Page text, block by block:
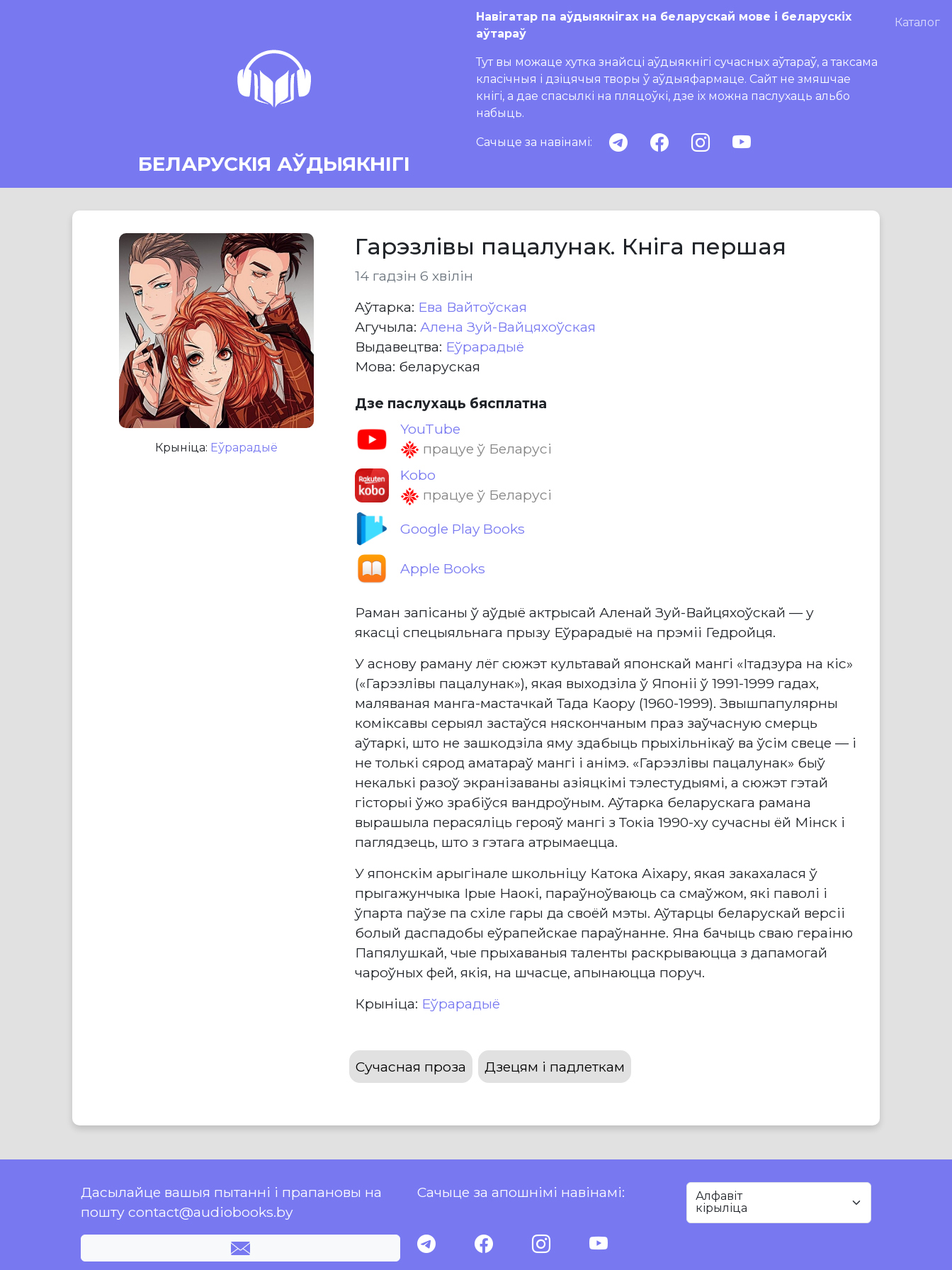
БЕЛАРУСКІЯ АЎДЫЯКНІГІ
Навігатар па аўдыякнігах на беларускай мове і беларускіх
аўтараў
Тут вы можаце хутка знайсці аўдыякнігі сучасных аўтараў, а таксама
класічныя і дзіцячыя творы ў аўдыяфармаце. Сайт не змяшчае
кнігі, а дае спасылкі на пляцоўкі, дзе іх можна паслухаць альбо
набыць.
Сачыце за навінамі:
Каталог
Крыніца: Еўрарадыё
Гарэзлівы пацалунак. Кніга першая
14 гадзін 6 хвілін
Aўтарка: Ева Вайтоўская
Агучыла: Алена Зуй-Вайцяхоўская
Выдавецтва: Еўрарадыё
Мова: беларуская
Дзе паслухаць бясплатна
YouTube
працуе ў Беларусі
Kobo
працуе ў Беларусі
Google Play Books
Apple Books
Раман запісаны ў аўдыё актрысай Аленай Зуй-Вайцяхоўскай — у
якасці спецыяльнага прызу Еўрарадыё на прэміі Гедройця.
У аснову раману лёг сюжэт культавай японскай мангі «Ітадзура на кіс»
(«Гарэзлівы пацалунак»), якая выходзіла ў Японіі ў 1991-1999 гадах,
маляваная манга-мастачкай Тада Каору (1960-1999). Звышпапулярны
коміксавы серыял застаўся няскончаным праз заўчасную смерць
аўтаркі, што не зашкодзіла яму здабыць прыхільнікаў ва ўсім свеце — і
не толькі сярод аматараў мангі і анімэ. «Гарэзлівы пацалунак» быў
некалькі разоў экранізаваны азіяцкімі тэлестудыямі, а сюжэт гэтай
гісторыі ўжо зрабіўся вандроўным. Аўтарка беларускага рамана
вырашыла перасяліць герояў мангі з Токіа 1990-ху сучасны ёй Мінск і
паглядзець, што з гэтага атрымаецца.
У японскім арыгінале школьніцу Катока Аіхару, якая закахалася ў
прыгажунчыка Ірые Наокі, параўноўваюць са смаўжом, які паволі і
ўпарта паўзе па схіле гары да своёй мэты. Аўтарцы беларускай версіі
болый даспадобы еўрапейскае параўнанне. Яна бачыць сваю гераіню
Папялушкай, чые прыхаваныя таленты раскрываюцца з дапамогай
чароўных фей, якія, на шчасце, апынаюцца поруч.
Крыніца: Еўрарадыё
Сучасная проза Дзецям і падлеткам
Дасылайце вашыя пытанні і прапановы на
пошту contact@audiobooks.by
Сачыце за апошнімі навінамі: Алфавіт